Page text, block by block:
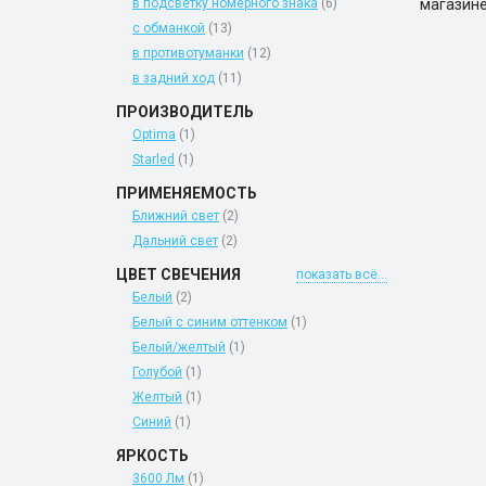
в подсветку номерного знака (6)
с обманкой (13)
в противотуманки (12)
в задний ход (11)
ПРОИЗВОДИТЕЛЬ
Optima (1)
Starled (1)
ПРИМЕНЯЕМОСТЬ
Ближний свет (2)
Дальний свет (2)
показать всё...
ЦВЕТ СВЕЧЕНИЯ
Белый (2)
Белый с синим оттенком (1)
Белый/желтый (1)
Голубой (1)
Желтый (1)
Синий (1)
ЯРКОСТЬ
3600 Лм (1)